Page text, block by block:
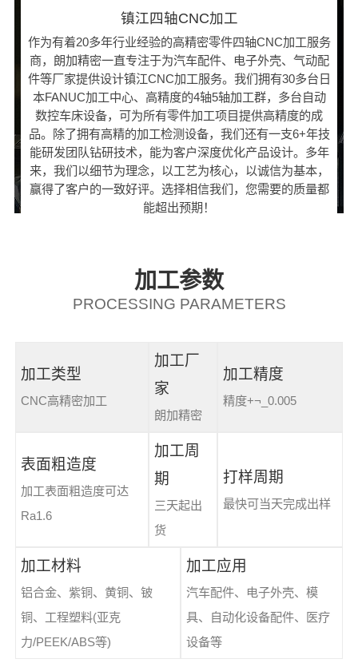
镇江四轴CNC加工
作为有着20多年行业经验的高精密零件四轴CNC加工服务
商，朗加精密一直专注于为汽车配件、电子外壳、气动配
件等厂家提供设计镇江CNC加工服务。我们拥有30多台日
本FANUC加工中心、高精度的4轴5轴加工群，多台自动
数控车床设备，可为所有零件加工项目提供高精度的成
品。除了拥有高精的加工检测设备，我们还有一支6+年技
能研发团队钻研技术，能为客户深度优化产品设计。多年
来，我们以细节为理念，以工艺为核心，以诚信为基本，
赢得了客户的一致好评。选择相信我们，您需要的质量都
能超出预期！
加工参数
PROCESSING PARAMETERS
加工类型
CNC高精密加工
加工厂
家
朗加精密
加工精度
精度+¬_0.005
表面粗造度
加工表面粗造度可达
Ra1.6
加工周
期
三天起出
货
打样周期
最快可当天完成出样
加工材料
铝合金、紫铜、黄铜、铍
铜、工程塑料(亚克
力/PEEK/ABS等)
加工应用
汽车配件、电子外壳、模
具、自动化设备配件、医疗
设备等